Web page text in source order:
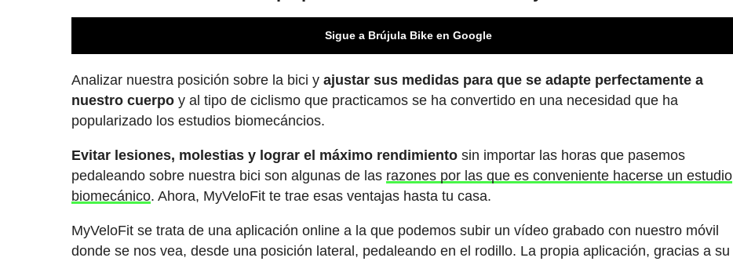
Sigue a Brújula Bike en Google
Analizar nuestra posición sobre la bici y ajustar sus medidas para que se adapte perfectamente a
nuestro cuerpo y al tipo de ciclismo que practicamos se ha convertido en una necesidad que ha
popularizado los estudios biomecáncios.
Evitar lesiones, molestias y lograr el máximo rendimiento sin importar las horas que pasemos
pedaleando sobre nuestra bici son algunas de las razones por las que es conveniente hacerse un estudio
biomecánico. Ahora, MyVeloFit te trae esas ventajas hasta tu casa.
MyVeloFit se trata de una aplicación online a la que podemos subir un vídeo grabado con nuestro móvil
donde se nos vea, desde una posición lateral, pedaleando en el rodillo. La propia aplicación, gracias a su